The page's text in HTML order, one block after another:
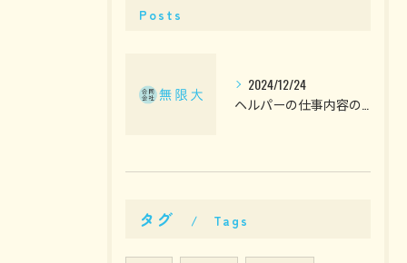
Posts
2024/12/24
タグ Tags